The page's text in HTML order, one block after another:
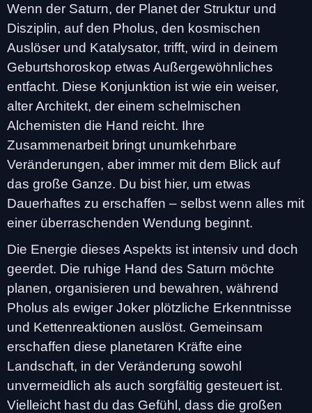
Wenn der Saturn, der Planet der Struktur und
Disziplin, auf den Pholus, den kosmischen
Auslöser und Katalysator, trifft, wird in deinem
Geburtshoroskop etwas Außergewöhnliches
entfacht. Diese Konjunktion ist wie ein weiser,
alter Architekt, der einem schelmischen
Alchemisten die Hand reicht. Ihre
Zusammenarbeit bringt unumkehrbare
Veränderungen, aber immer mit dem Blick auf
das große Ganze. Du bist hier, um etwas
Dauerhaftes zu erschaffen – selbst wenn alles mit
einer überraschenden Wendung beginnt.
Die Energie dieses Aspekts ist intensiv und doch
geerdet. Die ruhige Hand des Saturn möchte
planen, organisieren und bewahren, während
Pholus als ewiger Joker plötzliche Erkenntnisse
und Kettenreaktionen auslöst. Gemeinsam
erschaffen diese planetaren Kräfte eine
Landschaft, in der Veränderung sowohl
unvermeidlich als auch sorgfältig gesteuert ist.
Vielleicht hast du das Gefühl, dass die großen